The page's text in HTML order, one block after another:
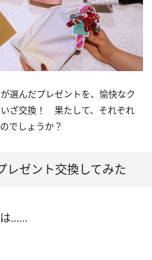
選んだプレゼントを、愉快なク
ざ交換！ 果たして、それぞれ
でしょうか？
レゼント交換してみた
は……